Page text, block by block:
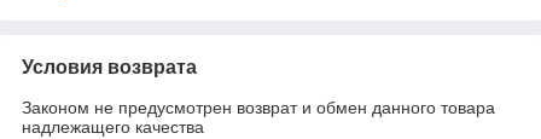
Условия возврата
Законом не предусмотрен возврат и обмен данного товара
надлежащего качества